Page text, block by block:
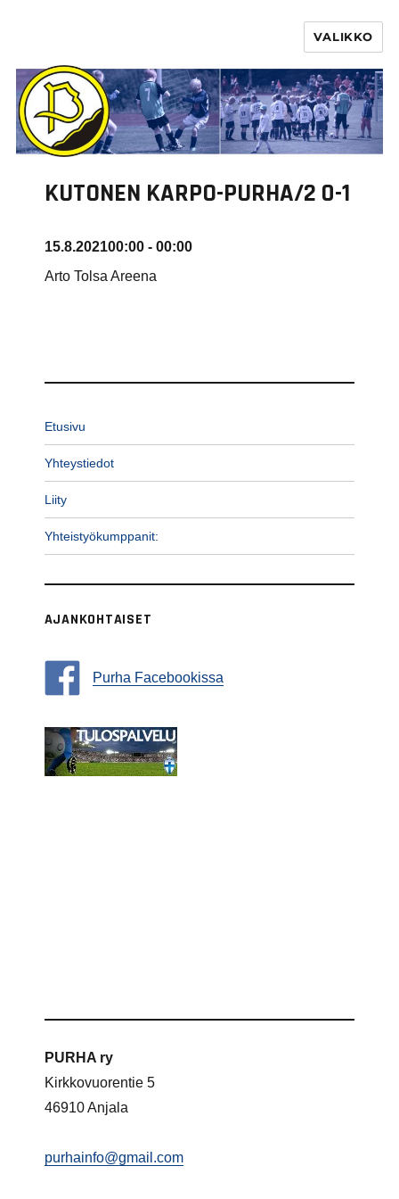
VALIKKO
KUTONEN KARPO-PURHA/2 0-1
15.8.202100:00 - 00:00
Arto Tolsa Areena
Etusivu
Yhteystiedot
Liity
Yhteistyökumppanit:
AJANKOHTAISET
Purha Facebookissa
PURHA ry
Kirkkovuorentie 5
46910 Anjala
purhainfo@gmail.com